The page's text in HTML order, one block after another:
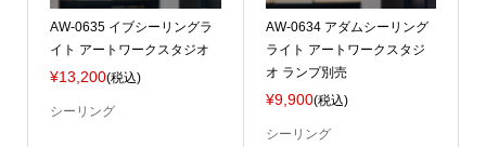
AW-0635 イブシーリングラ
イト アートワークスタジオ
¥13,200(税込)
シーリング
AW-0634 アダムシーリング
ライト アートワークスタジ
オ ランプ別売
¥9,900(税込)
シーリング